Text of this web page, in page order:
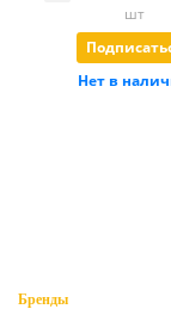
шт
Нет в
Бренды